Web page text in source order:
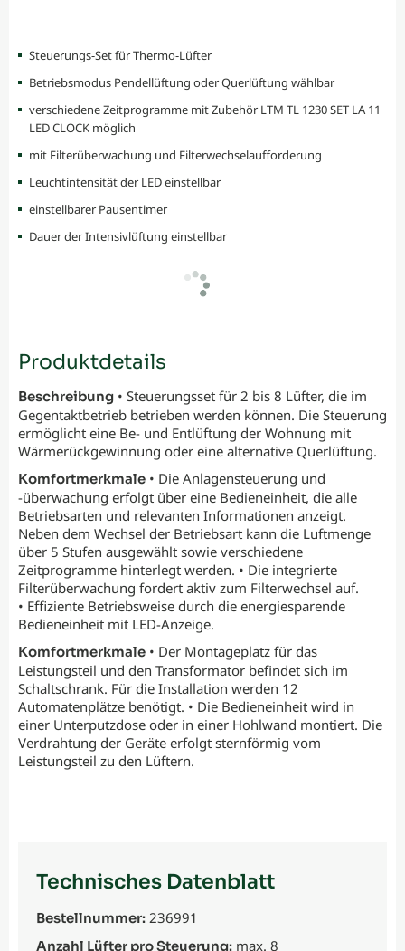
Steuerungs-Set für Thermo-Lüfter
Betriebsmodus Pendellüftung oder Querlüftung wählbar
verschiedene Zeitprogramme mit Zubehör LTM TL 1230 SET LA 11
LED CLOCK möglich
mit Filterüberwachung und Filterwechselaufforderung
Leuchtintensität der LED einstellbar
einstellbarer Pausentimer
Dauer der Intensivlüftung einstellbar
Produktdetails
Beschreibung • Steuerungsset für 2 bis 8 Lüfter, die im
Gegentaktbetrieb betrieben werden können. Die Steuerung
ermöglicht eine Be- und Entlüftung der Wohnung mit
Wärmerückgewinnung oder eine alternative Querlüftung.
Komfortmerkmale • Die Anlagensteuerung und
-überwachung erfolgt über eine Bedieneinheit, die alle
Betriebsarten und relevanten Informationen anzeigt.
Neben dem Wechsel der Betriebsart kann die Luftmenge
über 5 Stufen ausgewählt sowie verschiedene
Zeitprogramme hinterlegt werden. • Die integrierte
Filterüberwachung fordert aktiv zum Filterwechsel auf.
• Effiziente Betriebsweise durch die energiesparende
Bedieneinheit mit LED-Anzeige.
Komfortmerkmale • Der Montageplatz für das
Leistungsteil und den Transformator befindet sich im
Schaltschrank. Für die Installation werden 12
Automatenplätze benötigt. • Die Bedieneinheit wird in
einer Unterputzdose oder in einer Hohlwand montiert. Die
Verdrahtung der Geräte erfolgt sternförmig vom
Leistungsteil zu den Lüftern.
Technisches Datenblatt
Bestellnummer: 236991
Anzahl Lüfter pro Steuerung: max. 8